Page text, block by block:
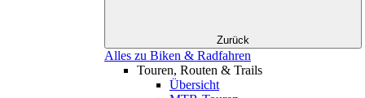
Zurück
Alles zu Biken & Radfahren
Touren, Routen & Trails
Übersicht